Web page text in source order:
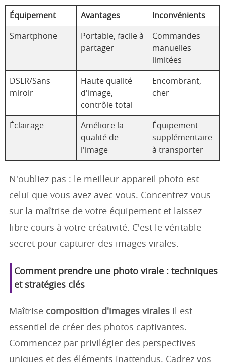
Équipement Avantages Inconvénients
Smartphone
Portable, facile à
partager
Commandes
manuelles
limitées
DSLR/Sans
miroir
Haute qualité
d'image,
contrôle total
Encombrant,
cher
Éclairage
Améliore la
qualité de
l'image
Équipement
supplémentaire
à transporter
N'oubliez pas : le meilleur appareil photo est
celui que vous avez avec vous. Concentrez-vous
sur la maîtrise de votre équipement et laissez
libre cours à votre créativité. C'est le véritable
secret pour capturer des images virales.
Comment prendre une photo virale : techniques
et stratégies clés
Maîtrise composition d'images virales Il est
essentiel de créer des photos captivantes.
Commencez par privilégier des perspectives
uniques et des éléments inattendus. Cadrez vos